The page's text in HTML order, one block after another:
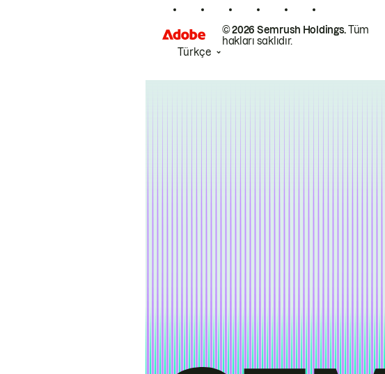
© 2026 Semrush Holdings.Tüm
hakları saklıdır.
Türkçe